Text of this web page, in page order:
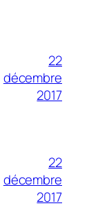
22
décembre
2017
22
décembre
2017